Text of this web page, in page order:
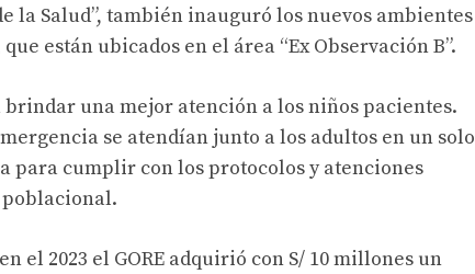
la Salud”, también inauguró los nuevos ambientes
están ubicados en el área “Ex Observación B”.
una mejor atención a los niños pacientes.
se atendían junto a los adultos en un solo
para cumplir con los protocolos y atenciones
poblacional.
el 2023 el GORE adquirió con S/ 10 millones un